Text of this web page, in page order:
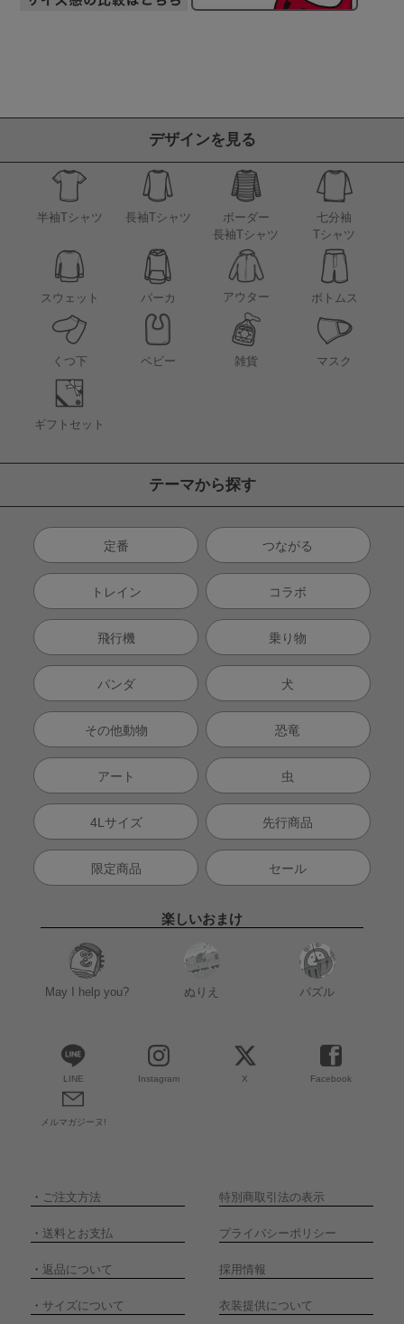
デザインを見る
半袖Tシャツ 長袖Tシャツ
ボーダー
長袖Tシャツ
七分袖
Tシャツ
スウェット パーカ アウター ボトムス
くつ下 ベビー 雑貨 マスク
ギフトセット
テーマから探す
定番 つながる
トレイン コラボ
飛行機 乗り物
パンダ 犬
その他動物 恐竜
アート 虫
4Lサイズ 先行商品
限定商品 セール
楽しいおまけ
May I help you? ぬりえ パズル
LINE Instagram X Facebook
メルマガジーヌ!
・ ご注文方法 特別商取引法の表示
・ 送料とお支払 プライバシーポリシー
・ 返品について 採用情報
・ サイズについて 衣装提供について